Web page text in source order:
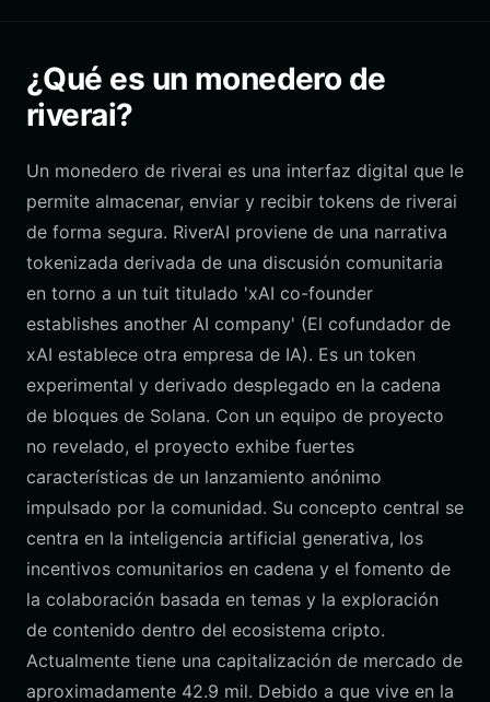
¿Qué es un monedero de
riverai?
Un monedero de riverai es una interfaz digital que le
permite almacenar, enviar y recibir tokens de riverai
de forma segura. RiverAI proviene de una narrativa
tokenizada derivada de una discusión comunitaria
en torno a un tuit titulado 'xAI co-founder
establishes another AI company' (El cofundador de
xAI establece otra empresa de IA). Es un token
experimental y derivado desplegado en la cadena
de bloques de Solana. Con un equipo de proyecto
no revelado, el proyecto exhibe fuertes
características de un lanzamiento anónimo
impulsado por la comunidad. Su concepto central se
centra en la inteligencia artificial generativa, los
incentivos comunitarios en cadena y el fomento de
la colaboración basada en temas y la exploración
de contenido dentro del ecosistema cripto.
Actualmente tiene una capitalización de mercado de
aproximadamente 42.9 mil. Debido a que vive en la